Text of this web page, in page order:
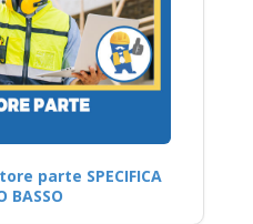
parte SPECIFICA
BASSO